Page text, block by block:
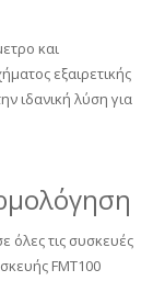
και
εξαιρετικής
ιδανική λύση για
όλες τις συσκευές
FMT100